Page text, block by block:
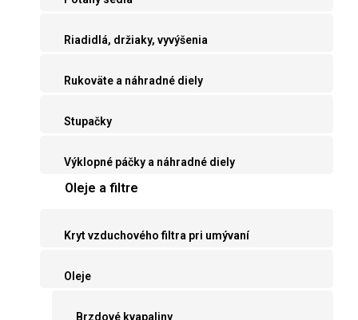
Riadidlá, držiaky, vyvýšenia
Rukoväte a náhradné diely
Stupačky
Výklopné páčky a náhradné diely
Oleje a filtre
Kryt vzduchového filtra pri umývaní
Oleje
Brzdové kvapaliny